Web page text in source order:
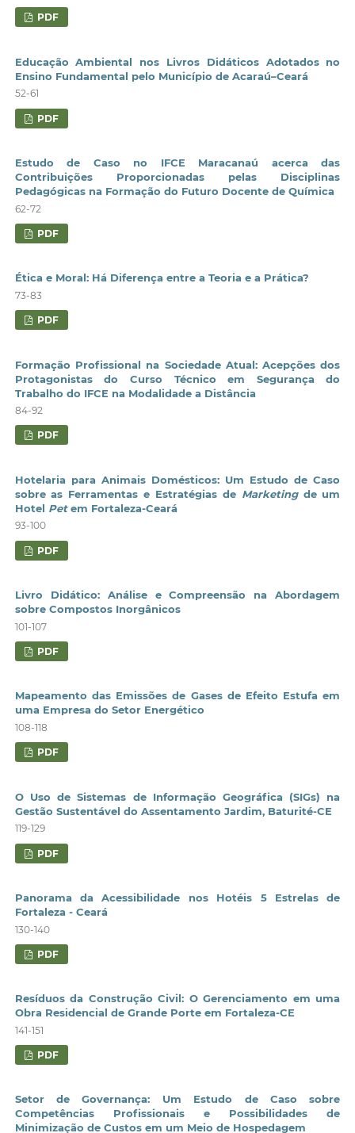
PDF
Educação Ambiental nos Livros Didáticos Adotados no
Ensino Fundamental pelo Município de Acaraú–Ceará
52-61
PDF
Estudo de Caso no IFCE Maracanaú acerca das
Contribuições Proporcionadas pelas Disciplinas
Pedagógicas na Formação do Futuro Docente de Química
62-72
PDF
Ética e Moral: Há Diferença entre a Teoria e a Prática?
73-83
PDF
Formação Profissional na Sociedade Atual: Acepções dos
Protagonistas do Curso Técnico em Segurança do
Trabalho do IFCE na Modalidade a Distância
84-92
PDF
Hotelaria para Animais Domésticos: Um Estudo de Caso
sobre as Ferramentas e Estratégias de Marketingde um
Hotel Petem Fortaleza-Ceará
93-100
PDF
Livro Didático: Análise e Compreensão na Abordagem
sobre Compostos Inorgânicos
101-107
PDF
Mapeamento das Emissões de Gases de Efeito Estufa em
uma Empresa do Setor Energético
108-118
PDF
O Uso de Sistemas de Informação Geográfica (SIGs) na
Gestão Sustentável do Assentamento Jardim, Baturité-CE
119-129
PDF
Panorama da Acessibilidade nos Hotéis 5 Estrelas de
Fortaleza - Ceará
130-140
PDF
Resíduos da Construção Civil: O Gerenciamento em uma
Obra Residencial de Grande Porte em Fortaleza-CE
141-151
PDF
Setor de Governança: Um Estudo de Caso sobre
Competências Profissionais e Possibilidades de
Minimização de Custos em um Meio de Hospedagem